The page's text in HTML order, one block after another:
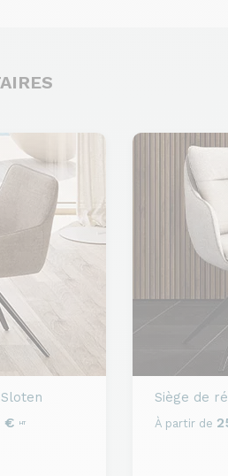
Sloten
€ HT
Siège de
À partir de